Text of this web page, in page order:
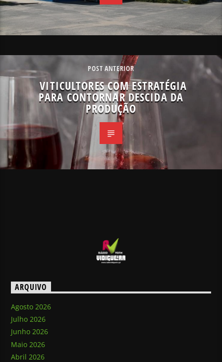
POST ANTERIOR
VITICULTORES COM ESTRATÉGIA
PARA CONTORNAR DESCIDA DA
PRODUÇÃO
ARQUIVO
Agosto 2026
Julho 2026
Junho 2026
Maio 2026
Abril 2026